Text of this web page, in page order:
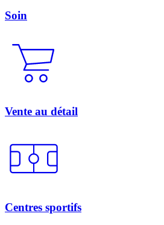
Soin
Vente au détail
Centres sportifs